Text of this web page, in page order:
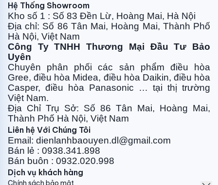
Hệ Thống Showroom
Kho số 1 : Số 83 Đền Lừ, Hoàng Mai, Hà Nội
Địa chỉ: Số 86 Tân Mai, Hoàng Mai, Thành Phố
Hà Nội, Việt Nam
Công Ty TNHH Thương Mại Đầu Tư Bảo
Uyên
Chuyên phân phối các sản phẩm điều hòa
Gree, điều hòa Midea, điều hòa Daikin, điều hòa
Casper, điều hòa Panasonic … tại thị trường
Việt Nam.
Địa Chỉ Trụ Sở: Số 86 Tân Mai, Hoàng Mai,
Thành Phố Hà Nội, Việt Nam
Liên hệ Với Chúng Tôi
Email: dienlanhbaouyen.dl@gmail.com
Bán lẻ : 0938.341.898
Bán buôn : 0932.020.998
Dịch vụ khách hàng
Chính sách bảo mật